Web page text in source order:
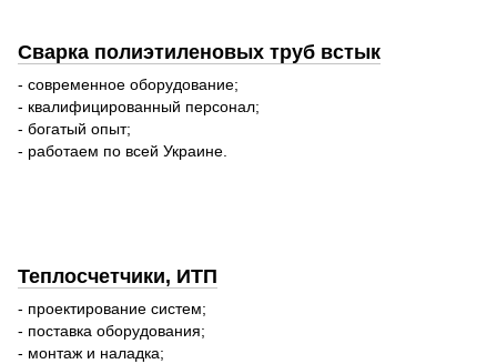
Сварка полиэтиленовых труб встык
- современное оборудование;
- квалифицированный персонал;
- богатый опыт;
- работаем по всей Украине.
Теплосчетчики, ИТП
- проектирование систем;
- поставка оборудования;
- монтаж и наладка;